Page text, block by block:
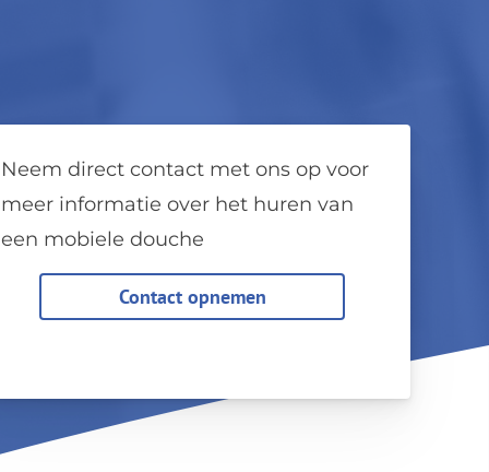
Neem direct contact met ons op voor
meer informatie over het huren van
een mobiele douche
Contact opnemen